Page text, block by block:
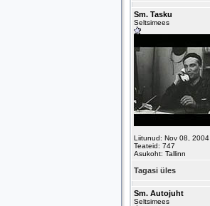
Sm. Tasku
Seltsimees
Liitunud: Nov 08, 2004
Teateid: 747
Asukoht: Tallinn
Tagasi üles
Sm. Autojuht
Seltsimees